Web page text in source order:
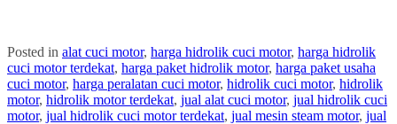
Posted in alat cuci motor, harga hidrolik cuci motor, harga hidrolik
cuci motor terdekat, harga paket hidrolik motor, harga paket usaha
cuci motor, harga peralatan cuci motor, hidrolik cuci motor, hidrolik
motor, hidrolik motor terdekat, jual alat cuci motor, jual hidrolik cuci
motor, jual hidrolik cuci motor terdekat, jual mesin steam motor, jual